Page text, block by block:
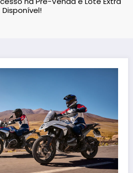
Disponível!